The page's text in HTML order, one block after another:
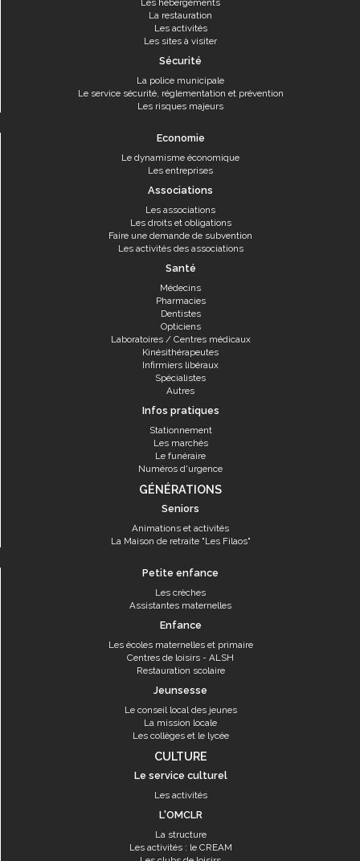
Les hébergements
La restauration
Les activités
Les sites à visiter
Sécurité
La police municipale
Le service sécurité, réglementation et prévention
Les risques majeurs
Economie
Le dynamisme économique
Les entreprises
Associations
Les associations
Les droits et obligations
Faire une demande de subvention
Les activités des associations
Santé
Médecins
Pharmacies
Dentistes
Opticiens
Laboratoires / Centres médicaux
Kinésithérapeutes
Infirmiers libéraux
Spécialistes
Autres
Infos pratiques
Stationnement
Les marchés
Le funéraire
Numéros d'urgence
GÉNÉRATIONS
Seniors
Animations et activités
La Maison de retraite "Les Filaos"
Petite enfance
Les crèches
Assistantes maternelles
Enfance
Les écoles maternelles et primaire
Centres de loisirs - ALSH
Restauration scolaire
Jeunsesse
Le conseil local des jeunes
La mission locale
Les collèges et le lycée
CULTURE
Le service culturel
Les activités
L'OMCLR
La structure
Les activités : le CREAM